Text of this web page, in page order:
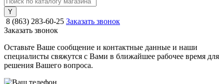
8 (863) 283-60-25 Заказать звонок
Заказать звонок
Оставьте Ваше сообщение и контактные данные и наши
специалисты свяжутся с Вами в ближайшее рабочее время для
решения Вашего вопроса.